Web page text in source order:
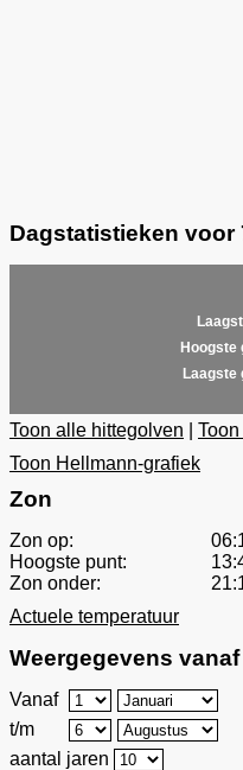
Dagstatistieken voor
Hoogste
Laagste
Toon alle hittegolven
Toon Hellmann-grafiek
Zon
Zon op:
Hoogste punt:
Zon onder:
Actuele temperatuur
Weergegevens vanaf
Vanaf
t/m
aantal jaren